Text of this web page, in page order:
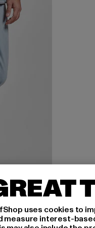
Loose Fit
uses cookies to
measure interest-